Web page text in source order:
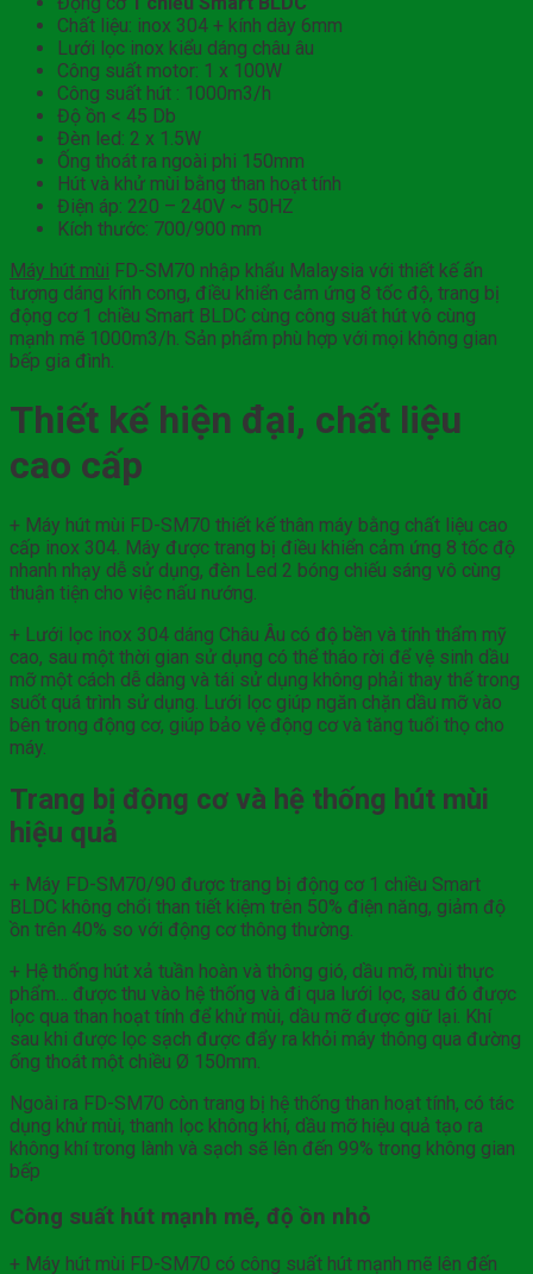
Chất liệu: inox 304 + kính dày 6mm
Lưới lọc inox kiểu dáng châu âu
Công suất motor: 1 x 100W
Công suất hút : 1000m3/h
Độ ồn < 45 Db
Đèn led: 2 x 1.5W
Ống thoát ra ngoài phi 150mm
Hút và khử mùi bằng than hoạt tính
Điện áp: 220 – 240V ~ 50HZ
Kích thước: 700/900 mm
Máy hút mùi FD-SM70 nhập khẩu Malaysia với thiết kế ấn
tượng dáng kính cong, điều khiển cảm ứng 8 tốc độ, trang bị
động cơ 1 chiều Smart BLDC cùng công suất hút vô cùng
mạnh mẽ 1000m3/h. Sản phẩm phù hợp với mọi không gian
bếp gia đình.
Thiết kế hiện đại, chất liệu
cao cấp
+ Máy hút mùi FD-SM70 thiết kế thân máy bằng chất liệu cao
cấp inox 304. Máy được trang bị điều khiển cảm ứng 8 tốc độ
nhanh nhạy dễ sử dụng, đèn Led 2 bóng chiếu sáng vô cùng
thuận tiện cho việc nấu nướng.
+ Lưới lọc inox 304 dáng Châu Âu có độ bền và tính thẩm mỹ
cao, sau một thời gian sử dụng có thể tháo rời để vệ sinh dầu
mỡ một cách dễ dàng và tái sử dụng không phải thay thế trong
suốt quá trình sử dụng. Lưới lọc giúp ngăn chặn dầu mỡ vào
bên trong động cơ, giúp bảo vệ động cơ và tăng tuổi thọ cho
máy.
Trang bị động cơ và hệ thống hút mùi
hiệu quả
+ Máy FD-SM70/90 được trang bị động cơ 1 chiều Smart
BLDC không chổi than tiết kiệm trên 50% điện năng, giảm độ
ồn trên 40% so với động cơ thông thường.
+ Hệ thống hút xả tuần hoàn và thông gió, dầu mỡ, mùi thực
phẩm… được thu vào hệ thống và đi qua lưới lọc, sau đó được
lọc qua than hoạt tính để khử mùi, dầu mỡ được giữ lại. Khí
sau khi được lọc sạch được đẩy ra khỏi máy thông qua đường
ống thoát một chiều Ø 150mm.
Ngoài ra FD-SM70 còn trang bị hệ thống than hoạt tính, có tác
dụng khử mùi, thanh lọc không khí, dầu mỡ hiệu quả tạo ra
không khí trong lành và sạch sẽ lên đến 99% trong không gian
bếp
Công suất hút mạnh mẽ, độ ồn nhỏ
+ Máy hút mùi FD-SM70 có công suất hút mạnh mẽ lên đến